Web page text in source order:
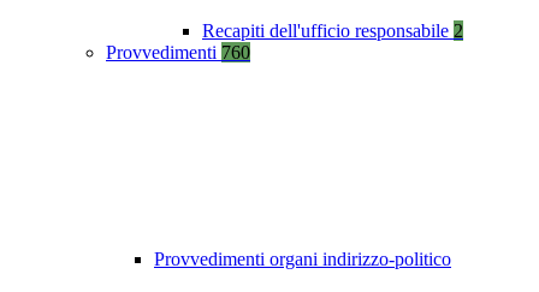
Recapiti dell'ufficio responsabile 2
Provvedimenti 760
Provvedimenti organi indirizzo-politico